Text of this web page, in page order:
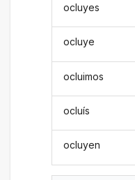
ocluyes
ocluye
ocluimos
ocluís
ocluyen